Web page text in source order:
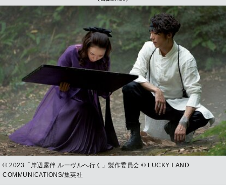
© 2023「岸辺露伴 ルーヴルへ行く」製作委員会 © LUCKY LAND
COMMUNICATIONS/集英社